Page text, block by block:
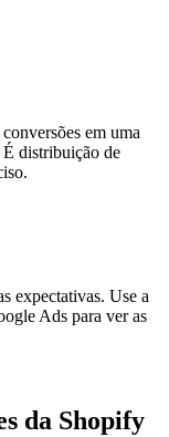
em uma
É distribuição de
expectativas. Use a
Ads para ver as
da Shopify